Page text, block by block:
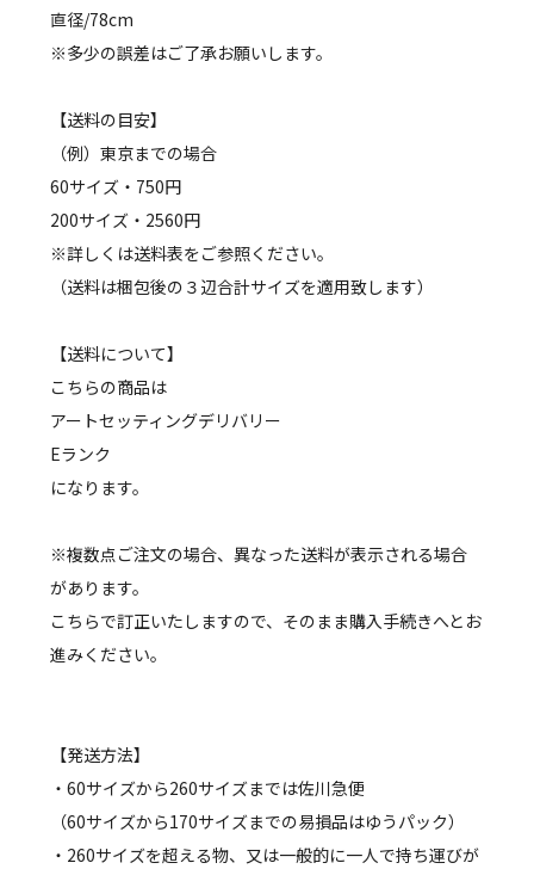
直径/78cm
※多少の誤差はご了承お願いします。
【送料の目安】
（例）東京までの場合
60サイズ・750円
200サイズ・2560円
※詳しくは送料表をご参照ください。
（送料は梱包後の３辺合計サイズを適用致します）
【送料について】
こちらの商品は
アートセッティングデリバリー
Eランク
になります。
※複数点ご注文の場合、異なった送料が表示される場合
があります。
こちらで訂正いたしますので、そのまま購入手続きへとお
進みください。
【発送方法】
・60サイズから260サイズまでは佐川急便
（60サイズから170サイズまでの易損品はゆうパック）
・260サイズを超える物、又は一般的に一人で持ち運びが